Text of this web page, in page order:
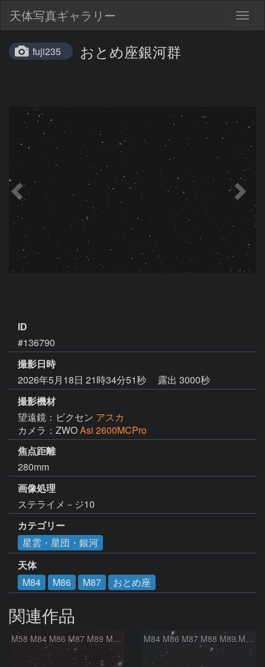
天体写真ギャラリー
fuji235 おとめ座銀河群
ID
#136790
撮影日時
2026年5月18日 21時34分51秒
露出 3000秒
撮影機材
望遠鏡：ビクセン アスカ
カメラ：ZWOAsi 2600MCPro
焦点距離
280mm
画像処理
ステライメ－ジ10
カテゴリー
星雲・星団・銀河
天体
M84
M86 M87 おとめ座
関連作品
M58 M84 M86 M87 M89 M90 マルカリアンの銀河鎖 おとめ座 かみのけ座 M84 M86 M87 M88 M89 M90 M91 マルカリアンの銀河鎖 おとめ座 かみのけ座